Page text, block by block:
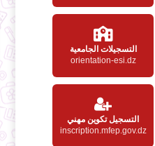
التسجيلات الجامعية
orientation-esi.dz
التسجيل تكوين مهني
inscription.mfep.gov.dz